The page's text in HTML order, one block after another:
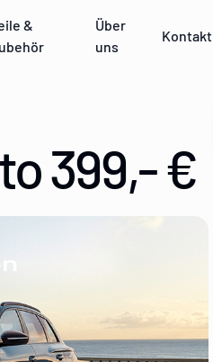
&
Über
uns
Kontakt
399,- €